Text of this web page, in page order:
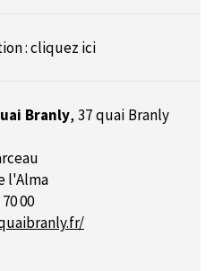
:cliquez ici
Branly, 37 quai Branly
l'Alma
00